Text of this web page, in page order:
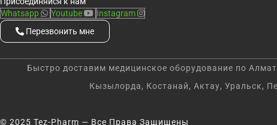
Whatsapp
Youtube
Instagram
Перезвонить мне
Быстро доставим медицинское оборудование по
Кызылорда, Костанай, Актау, Уральск,
© 2025 Tez-Pharm — Все Права Защищены